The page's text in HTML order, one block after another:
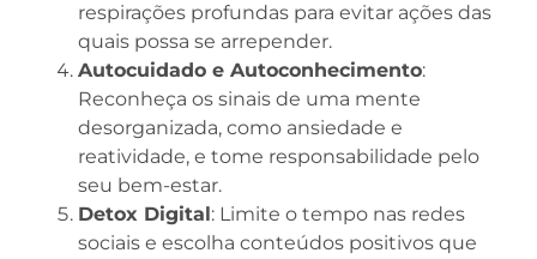
respirações profundas para evitar ações das
quais possa se arrepender.
Autocuidado e Autoconhecimento:
Reconheça os sinais de uma mente
desorganizada, como ansiedade e
reatividade, e tome responsabilidade pelo
seu bem-estar.
Detox Digital: Limite o tempo nas redes
sociais e escolha conteúdos positivos que